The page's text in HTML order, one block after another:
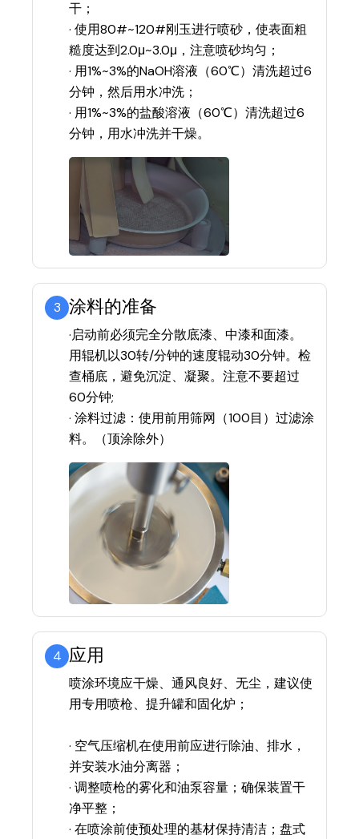
干；
· 使用80#~120#刚玉进行喷砂，使表面粗
糙度达到2.0μ~3.0μ，注意喷砂均匀；
· 用1%~3%的NaOH溶液（60℃）清洗超过6
分钟，然后用水冲洗；
· 用1%~3%的盐酸溶液（60℃）清洗超过6
分钟，用水冲洗并干燥。
3 涂料的准备
·启动前必须完全分散底漆、中漆和面漆。
用辊机以30转/分钟的速度辊动30分钟。检
查桶底，避免沉淀、凝聚。注意不要超过
60分钟;
· 涂料过滤：使用前用筛网（100目）过滤涂
料。（顶涂除外）
4 应用
喷涂环境应干燥、通风良好、无尘，建议使
用专用喷枪、提升罐和固化炉；
· 空气压缩机在使用前应进行除油、排水，
并安装水油分离器；
· 调整喷枪的雾化和油泵容量；确保装置干
净平整；
· 在喷涂前使预处理的基材保持清洁；盘式